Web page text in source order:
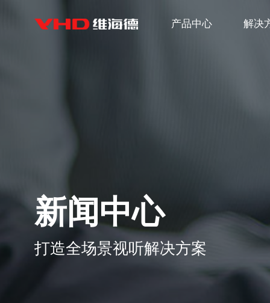
产品中心 解决
新闻中心
打造全场景视听解决方案